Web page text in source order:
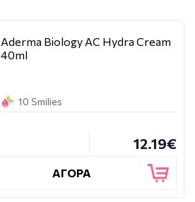
Aderma Biology AC Hydra Cream
40ml
10 Smilies
12.19€
ΑΓΟΡΑ